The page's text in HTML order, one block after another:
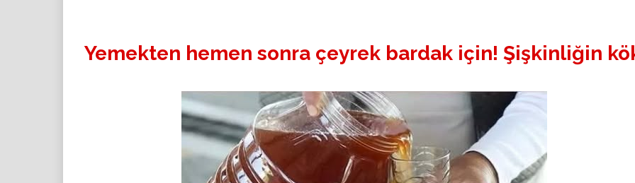
Yemekten hemen sonra çeyrek bardak için! Şişkinliğin